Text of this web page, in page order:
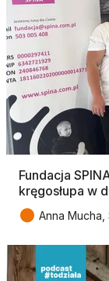
Fundacja
kręgosłupa w
● Anna